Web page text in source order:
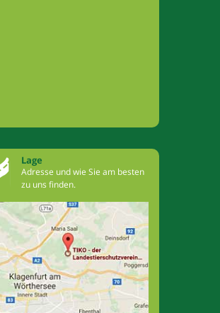
Lage
Adresse und wie Sie am besten
zu uns finden.